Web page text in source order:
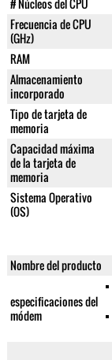
# Núcleos del CPU
Frecuencia de CPU
(GHz)
RAM
Almacenamiento
incorporado
Tipo de tarjeta de
memoria
Capacidad máxima
de la tarjeta de
memoria
Sistema Operativo
(OS)
Nombre del producto
especificaciones del
módem